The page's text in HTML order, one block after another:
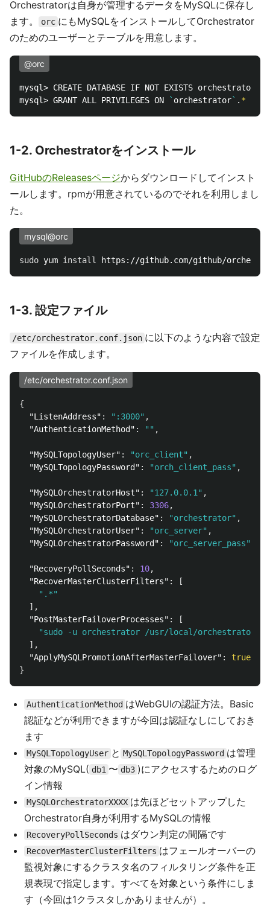
Orchestratorは自身が管理するデータをMySQLに保存し
ます。
orc にもMySQLをインストールしてOrchestrator
のためのユーザーとテーブルを用意します。
@orc
mysql> CREATE DATABASE IF NOT EXISTS orchestrator
mysql> GRANT ALL PRIVILEGES ON
` orchestrator` . *
1-2. Orchestratorをインストール
GitHubのReleasesページからダウンロードしてインスト
ールします。rpmが用意されているのでそれを利用しまし
た。
mysql@orc
sudo yum install
1-3. 設定ファイル
/etc/orchestrator.conf.json に以下のような内容で設定
ファイルを作成します。
/etc/orchestrator.conf.json
{
"ListenAddress" : ":3000" ,
"AuthenticationMethod" : "" ,
"MySQLTopologyUser" : "orc_client" ,
"MySQLTopologyPassword" : "orch_client_pass" ,
"MySQLOrchestratorHost" : "127.0.0.1" ,
"MySQLOrchestratorPort" : 3306,
"MySQLOrchestratorDatabase" : "orchestrator" ,
"MySQLOrchestratorUser" : "orc_server" ,
"MySQLOrchestratorPassword" : "orc_server_pass"
"RecoveryPollSeconds" : 10,
"RecoverMasterClusterFilters" :
[
".*"
],
"PostMasterFailoverProcesses" :
[
"sudo -u orchestrator /usr/local/orchestrator/
],
"ApplyMySQLPromotionAfterMasterFailover" :
true
}
AuthenticationMethod はWebGUIの認証方法。Basic
認証などが利用できますが今回は認証なしにしておき
ます
MySQLTopologyUser と MySQLTopologyPassword は管理
対象のMySQL( db1 〜 db3 )にアクセスするためのログ
イン情報
MySQLOrchestratorXXXX は先ほどセットアップした
Orchestrator自身が利用するMySQLの情報
RecoveryPollSeconds はダウン判定の間隔です
RecoverMasterClusterFilters はフェールオーバーの
監視対象にするクラスタ名のフィルタリング条件を正
規表現で指定します。すべてを対象という条件にしま
す（今回は1クラスタしかありませんが）。